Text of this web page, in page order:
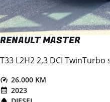
RENAULT MASTER
T33 L2H2 2,3 DCI
26.000 KM
2023